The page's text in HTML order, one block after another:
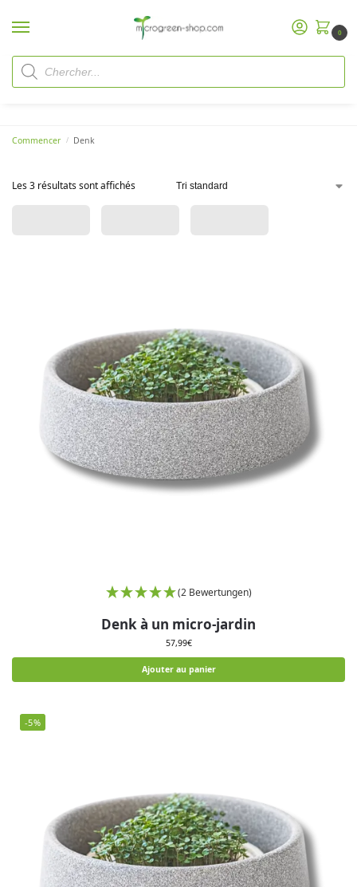
0
Denk
Commencer / Denk
Les 3 résultats sont affichés
(2 Bewertungen)
Denk à un micro-jardin
57,99€
Ajouter au panier
-5%